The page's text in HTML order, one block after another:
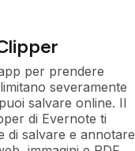
per prendere
severamente
salvare online. Il
di Evernote ti
di salvare e annotare